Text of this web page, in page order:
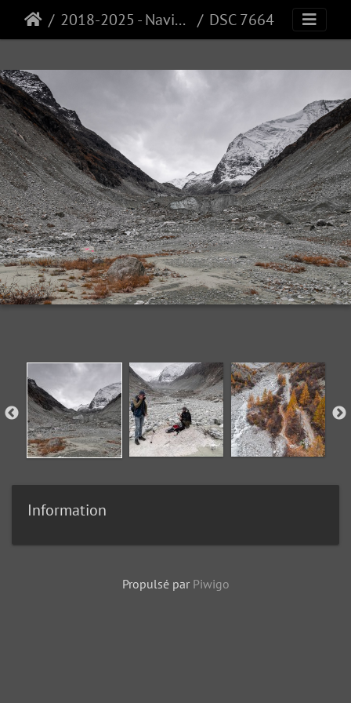
2018-2025 - Navisence DSC 7664
Information
Propulsé par Piwigo